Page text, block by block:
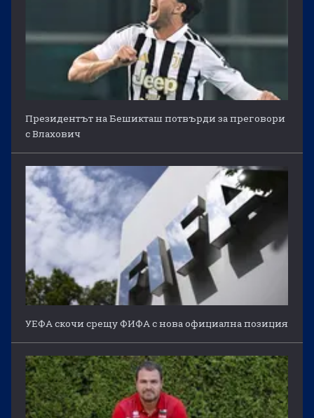
Президентът на Бешикташ потвърди за преговори
с Влахович
УЕФА скочи срещу ФИФА с нова официална позиция